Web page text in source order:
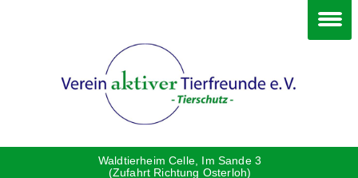
Waldtierheim Celle, Im Sande 3
(Zufahrt Richtung Osterloh)
Katzen
Danke an die Helfer
Vorstand
Satzung